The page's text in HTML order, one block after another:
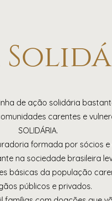
linha de ação solidária
carentes e
SOLIDÁRIA.
formada por sócios
na sociedade brasileira
básicas da população
públicos e privados.